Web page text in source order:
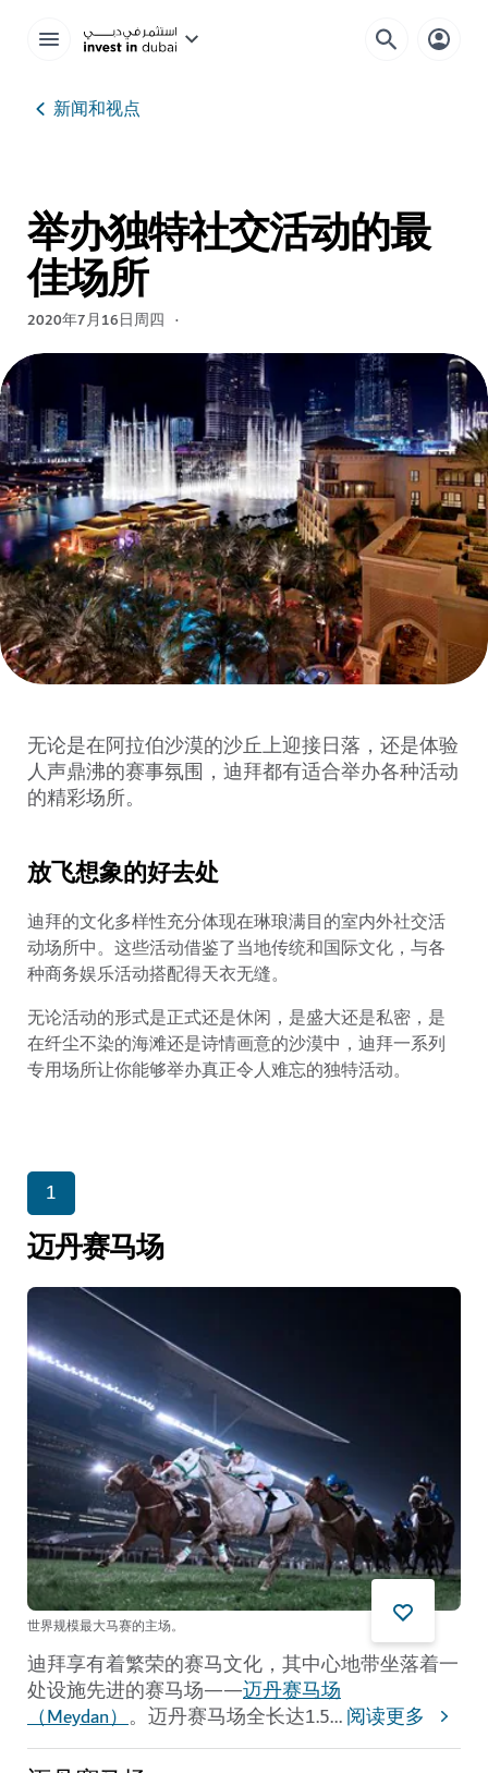
新闻和视点
举办独特社交活动的最
佳场所
2020年7月16日周四
无论是在阿拉伯沙漠的沙丘上迎接日落，还是体验
人声鼎沸的赛事氛围，迪拜都有适合举办各种活动
的精彩场所。
放飞想象的好去处
迪拜的文化多样性充分体现在琳琅满目的室内外社交活
动场所中。这些活动借鉴了当地传统和国际文化，与各
种商务娱乐活动搭配得天衣无缝。
无论活动的形式是正式还是休闲，是盛大还是私密，是
在纤尘不染的海滩还是诗情画意的沙漠中，迪拜一系列
专用场所让你能够举办真正令人难忘的独特活动。
1
迈丹赛马场
世界规模最大马赛的主场。
迪拜享有着繁荣的赛马文化，其中心地带坐落着一
处设施先进的赛马场——迈丹赛马场
（Meydan）。迈丹赛马场全长达1.5...阅读更多